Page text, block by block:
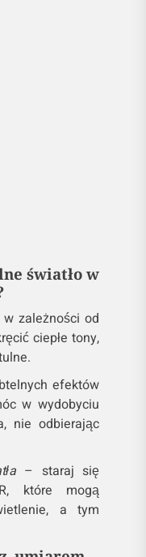
światło w
zależności od
ciepłe tony,
efektów
w wydobyciu
nie odbierając